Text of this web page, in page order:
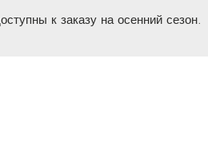
к заказу на осенний сезон.